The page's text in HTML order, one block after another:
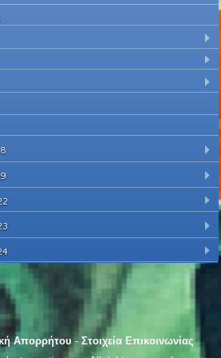
Απορρήτου - Στοιχεία Επικοινωνίας